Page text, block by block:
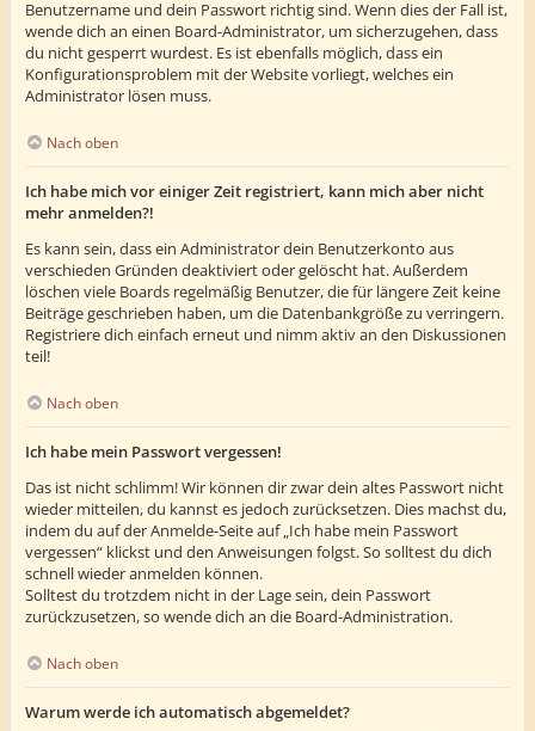
Benutzername und dein Passwort richtig sind. Wenn dies der Fall ist,
wende dich an einen Board-Administrator, um sicherzugehen, dass
du nicht gesperrt wurdest. Es ist ebenfalls möglich, dass ein
Konfigurationsproblem mit der Website vorliegt, welches ein
Administrator lösen muss.
Nach oben
Ich habe mich vor einiger Zeit registriert, kann mich aber nicht
mehr anmelden?!
Es kann sein, dass ein Administrator dein Benutzerkonto aus
verschieden Gründen deaktiviert oder gelöscht hat. Außerdem
löschen viele Boards regelmäßig Benutzer, die für längere Zeit keine
Beiträge geschrieben haben, um die Datenbankgröße zu verringern.
Registriere dich einfach erneut und nimm aktiv an den Diskussionen
teil!
Nach oben
Ich habe mein Passwort vergessen!
Das ist nicht schlimm! Wir können dir zwar dein altes Passwort nicht
wieder mitteilen, du kannst es jedoch zurücksetzen. Dies machst du,
indem du auf der Anmelde-Seite auf „Ich habe mein Passwort
vergessen“ klickst und den Anweisungen folgst. So solltest du dich
schnell wieder anmelden können.
Solltest du trotzdem nicht in der Lage sein, dein Passwort
zurückzusetzen, so wende dich an die Board-Administration.
Nach oben
Warum werde ich automatisch abgemeldet?